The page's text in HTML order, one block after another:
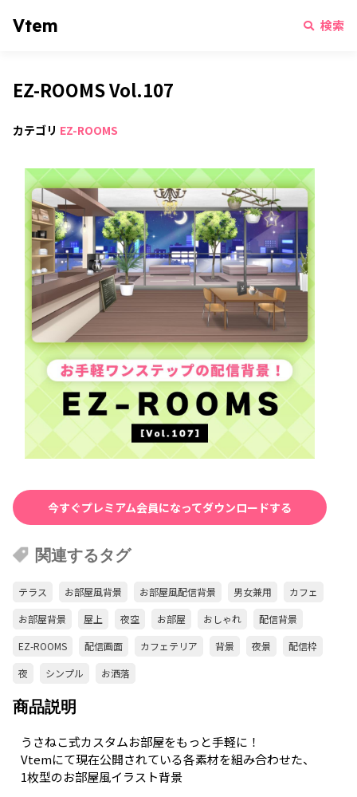
Vtem 検索
EZ-ROOMS Vol.107
カテゴリ EZ-ROOMS
今すぐプレミアム会員になってダウンロードする
関連するタグ
テラス お部屋風背景 お部屋風配信背景 男女兼用
カフェ
お部屋背景
屋上 夜空 お部屋 おしゃれ
配信背景
EZ-ROOMS
配信画面 カフェテリア 背景 夜景
配信枠
夜
シンプル お洒落
商品説明
うさねこ式カスタムお部屋をもっと手軽に！
Vtemにて現在公開されている各素材を組み合わせた、
1枚型のお部屋風イラスト背景